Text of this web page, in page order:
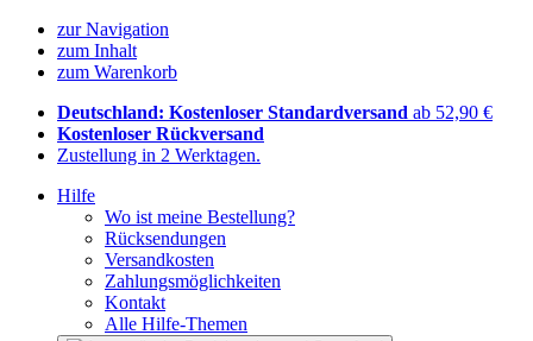
zur Navigation
zum Inhalt
zum Warenkorb
Deutschland: Kostenloser Standardversand ab 52,90 €
Kostenloser Rückversand
Zustellung in 2 Werktagen.
Hilfe
Wo ist meine Bestellung?
Rücksendungen
Versandkosten
Zahlungsmöglichkeiten
Kontakt
Alle Hilfe-Themen